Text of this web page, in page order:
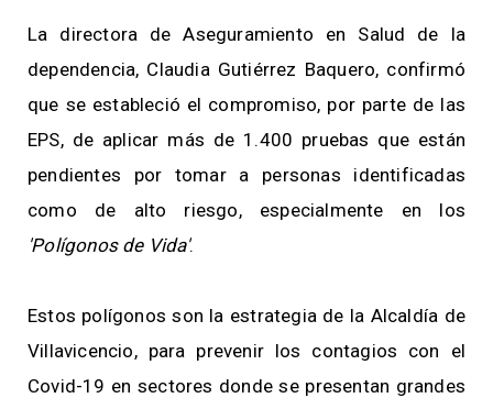
La directora de Aseguramiento en Salud de la
dependencia, Claudia Gutiérrez Baquero, confirmó
que se estableció el compromiso, por parte de las
EPS, de aplicar más de 1.400 pruebas que están
pendientes por tomar a personas identificadas
como de alto riesgo, especialmente en los
'Polígonos de Vida'.
Estos polígonos son la estrategia de la Alcaldía de
Villavicencio, para prevenir los contagios con el
Covid-19 en sectores donde se presentan grandes